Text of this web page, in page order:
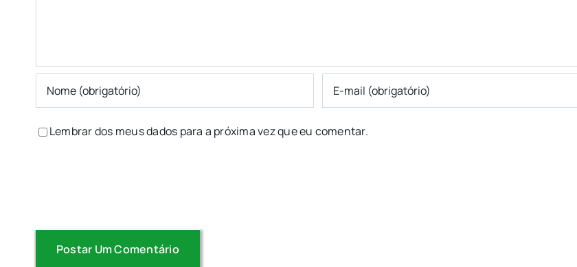
Lembrar dos meus dados para a próxima vez que eu comentar.